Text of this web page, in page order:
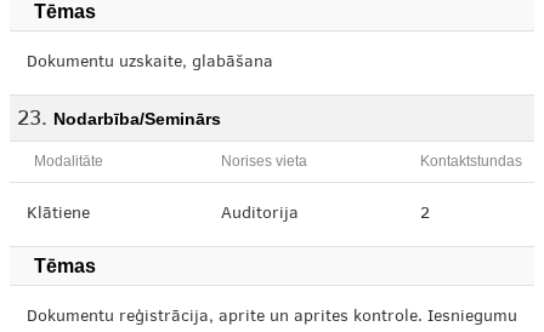
Tēmas
Dokumentu uzskaite, glabāšana
Nodarbība/Seminārs
Modalitāte Norises vieta Kontaktstundas
Klātiene Auditorija 2
Tēmas
Dokumentu reģistrācija, aprite un aprites kontrole. Iesniegumu